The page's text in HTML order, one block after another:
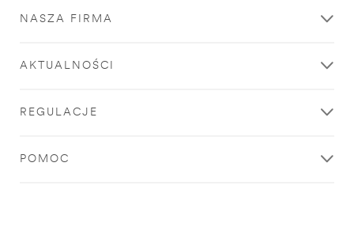
NASZA FIRMA
AKTUALNOŚCI
REGULACJE
POMOC